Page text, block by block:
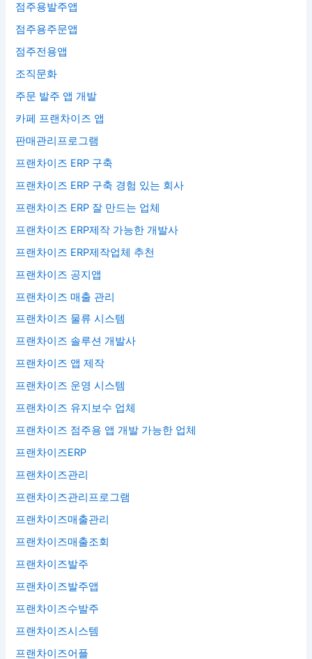
점주용발주앱
점주용주문앱
점주전용앱
조직문화
주문 발주 앱 개발
카페 프랜차이즈 앱
판매관리프로그램
프랜차이즈 ERP 구축
프랜차이즈 ERP 구축 경험 있는 회사
프랜차이즈 ERP 잘 만드는 업체
프랜차이즈 ERP제작 가능한 개발사
프랜차이즈 ERP제작업체 추천
프랜차이즈 공지앱
프랜차이즈 매출 관리
프랜차이즈 물류 시스템
프랜차이즈 솔루션 개발사
프랜차이즈 앱 제작
프랜차이즈 운영 시스템
프랜차이즈 유지보수 업체
프랜차이즈 점주용 앱 개발 가능한 업체
프랜차이즈ERP
프랜차이즈관리
프랜차이즈관리프로그램
프랜차이즈매출관리
프랜차이즈매출조회
프랜차이즈발주
프랜차이즈발주앱
프랜차이즈수발주
프랜차이즈시스템
프랜차이즈어플